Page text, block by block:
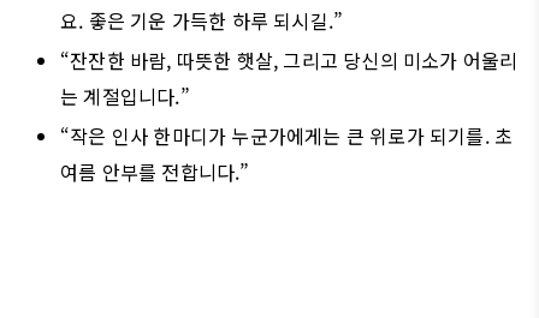
요. 좋은 기운 가득한 하루 되시길.”
“잔잔한 바람, 따뜻한 햇살, 그리고 당신의 미소가 어울리
는 계절입니다.”
“작은 인사 한마디가 누군가에게는 큰 위로가 되기를. 초
여름 안부를 전합니다.”